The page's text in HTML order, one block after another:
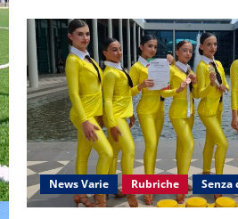
News Varie Rubriche Senza